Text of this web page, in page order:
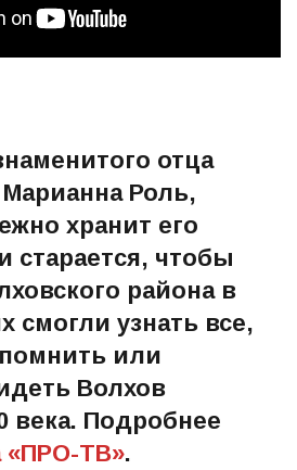
отца
Роль,
хранит его
старается, чтобы
района в
смогли узнать все,
или
Волхов
века. Подробнее
«ПРО-ТВ».